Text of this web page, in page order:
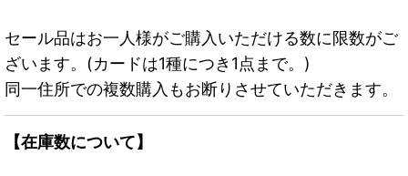
セール品はお一人様がご購入いただける数に限数がご
ざいます。(カードは1種につき1点まで。)
同一住所での複数購入もお断りさせていただきます。
【在庫数について】